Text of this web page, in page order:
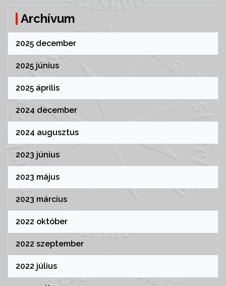
Archívum
2025 december
2025 június
2025 április
2024 december
2024 augusztus
2023 június
2023 május
2023 március
2022 október
2022 szeptember
2022 július